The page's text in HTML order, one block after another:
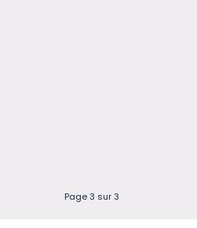
Page 3 sur 3